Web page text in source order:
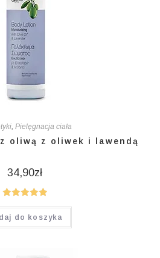
, Pielęgnacja ciała
oliwą z oliwek i lawendą
34,90zł
Oceniono
5.00na 5
do koszyka